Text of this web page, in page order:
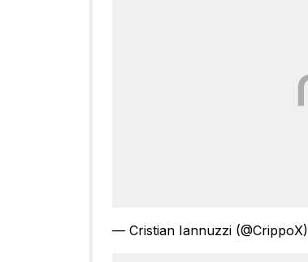
— Cristian Iannuzzi (@CrippoX)